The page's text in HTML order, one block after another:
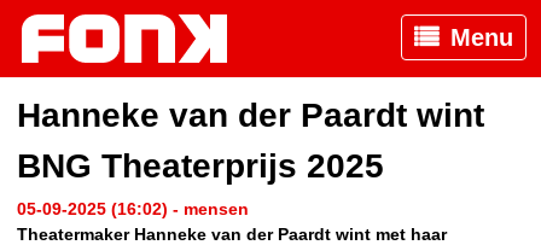
Menu
Hanneke van der Paardt wint
BNG Theaterprijs 2025
05-09-2025 (16:02) - mensen
Theatermaker Hanneke van der Paardt wint met haar